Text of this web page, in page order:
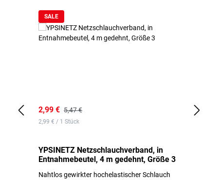
SALE
2,99 € 5,47 €
2,99 € / 1 Stück
YPSINETZ Netzschlauchverband, in
Entnahmebeutel, 4 m gedehnt, Größe 3
Nahtlos gewirkter hochelastischer Schlauch